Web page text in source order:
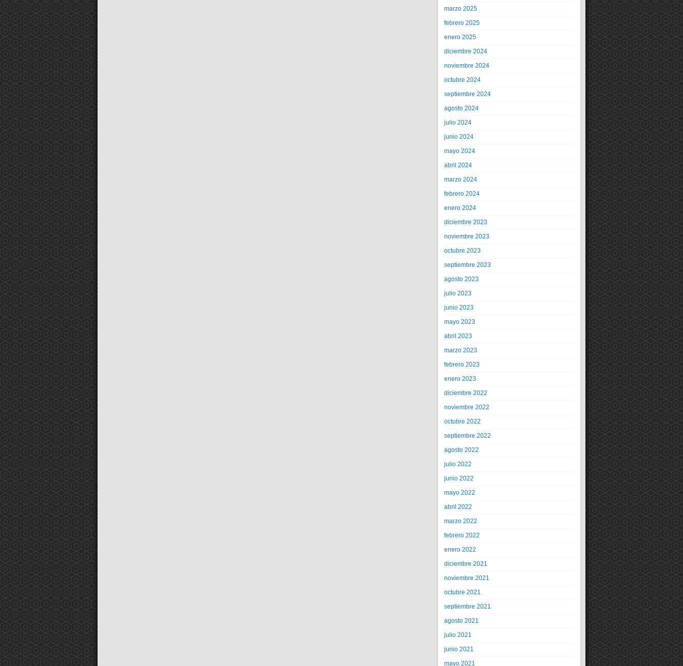
marzo 2025
febrero 2025
enero 2025
diciembre 2024
noviembre 2024
octubre 2024
septiembre 2024
agosto 2024
julio 2024
junio 2024
mayo 2024
abril 2024
marzo 2024
febrero 2024
enero 2024
diciembre 2023
noviembre 2023
octubre 2023
septiembre 2023
agosto 2023
julio 2023
junio 2023
mayo 2023
abril 2023
marzo 2023
febrero 2023
enero 2023
diciembre 2022
noviembre 2022
octubre 2022
septiembre 2022
agosto 2022
julio 2022
junio 2022
mayo 2022
abril 2022
marzo 2022
febrero 2022
enero 2022
diciembre 2021
noviembre 2021
octubre 2021
septiembre 2021
agosto 2021
julio 2021
junio 2021
mayo 2021